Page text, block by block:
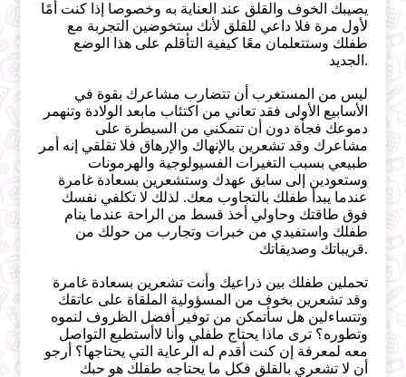
يصيبك الخوف والقلق عند العناية به وخصوصا إذا كنت أمًا
لأول مرة فلا داعي للقلق لأنك ستخوضين التجربة مع
طفلك وستتعلمان معًا كيفية التأقلم على هذا الوضع
الجديد.
ليس من المستغرب أن تتضارب مشاعرك بقوة في
الأسابيع الأولى فقد تعاني من اكتئاب مابعد الولادة وتنهمر
دموعك فجأة دون أن تتمكني من السيطرة على
مشاعرك وقد تشعرين بالإنهاك والإرهاق فلا تقلقي إنه أمر
طبيعي بسبب التغيرات الفسيولوجية والهرمونات
وستعودين إلى سابق عهدك وستشعرين بسعادة غامرة
عندما يبدأ طفلك بالتجاوب معك. لذلك لا تكلفي نفسك
فوق طاقتك وحاولي أخذ قسط من الراحة عندما ينام
طفلك واستفيدي من خبرات وتجارب من حولك من
قريباتك وصديقاتك.
تحملين طفلك بين ذراعيك وأنت تشعرين بسعادة غامرة
وقد تشعرين بخوف من المسؤولية الملقاة على عاتقك
وتتساءلين هل سأتمكن من توفير أفضل الظروف لنموه
وتطوره؟ ترى ماذا يحتاج طفلي وأنا لاأستطيع التواصل
معه لمعرفة إن كنت أقدم له الرعاية التي يحتاجها؟ أرجو
أن لا تشعري بالقلق فكل ما يحتاجه طفلك هو حبك